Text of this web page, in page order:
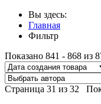
Вы здесь:
Главная
Фильтр
Показано 841 - 868 из
Страница 31 из 32